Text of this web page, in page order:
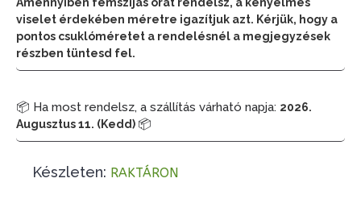
viselet érdekében méretre igazítjuk azt. Kérjük, hogy a
pontos csuklóméretet a rendelésnél a megjegyzések
részben tüntesd fel.
📦 Ha most rendelsz, a szállítás várható napja: 2026.
Augusztus 11. (Kedd) 📦
Készleten: RAKTÁRON